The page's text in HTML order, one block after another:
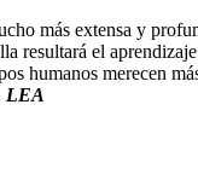
más extensa y
resultará el
humanos merecen
LEA